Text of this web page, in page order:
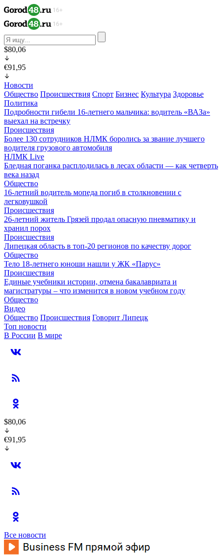
$80,06
€91,95
Новости
Общество Происшествия Спорт Бизнес Культура Здоровье
Политика
Подробности гибели 16-летнего мальчика: водитель «ВАЗа»
выехал на встречку
Происшествия
Более 130 сотрудников НЛМК боролись за звание лучшего
водителя грузового автомобиля
НЛМК Live
Бледная поганка расплодилась в лесах области — как четверть
века назад
Общество
16-летний водитель мопеда погиб в столкновении с
легковушкой
Происшествия
26-летний житель Грязей продал опасную пневматику и
хранил порох
Происшествия
Липецкая область в топ-20 регионов по качеству дорог
Общество
Тело 18-летнего юноши нашли у ЖК «Парус»
Происшествия
Единые учебники истории, отмена бакалавриата и
магистратуры – что изменится в новом учебном году
Общество
Видео
Общество Происшествия Говорит Липецк
Топ новости
В России В мире
$80,06
€91,95
Все новости